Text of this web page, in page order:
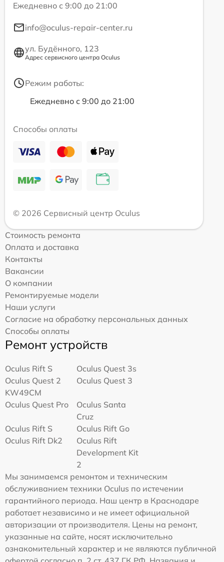
Ежедневно с 9:00 до 21:00
info@oculus-repair-center.ru
ул. Будённого, 123
Адрес сервисного центра Oculus
Режим работы:
Ежедневно с 9:00 до 21:00
Способы оплаты
© 2026 Сервисный центр Oculus
Стоимость ремонта
Оплата и доставка
Контакты
Вакансии
О компании
Ремонтируемые модели
Наши услуги
Согласие на обработку персональных данных
Способы оплаты
Ремонт устройств
Oculus Rift S
Oculus Quest 3s
Oculus Quest 2
KW49CM
Oculus Quest 3
Oculus Quest Pro
Oculus Santa
Cruz
Oculus Rift S
Oculus Rift Go
Oculus Rift Dk2
Oculus Rift
Development Kit
2
Мы занимаемся ремонтом и техническим
обслуживанием техники Oculus по истечении
гарантийного периода. Наш центр в Краснодаре
работает независимо и не имеет официальной
авторизации от производителя. Цены на ремонт,
указанные на сайте, носят исключительно
ознакомительный характер и не являются публичной